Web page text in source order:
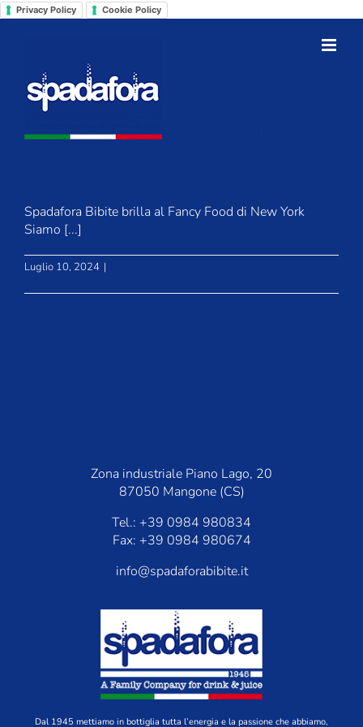
Privacy Policy Cookie Policy Salta
Spadafora Bibite brilla al
Spadafora Bibite brilla al Fancy Food di New York
Siamo [...]
Luglio 10, 2024 |
Zona industriale Piano Lago, 20
87050 Mangone (CS)
Tel.: +39 0984 980834
Fax: +39 0984 980674
info@spadaforabibite.it
Dal 1945 mettiamo in bottiglia tutta l’energia e la passione che abbiamo,